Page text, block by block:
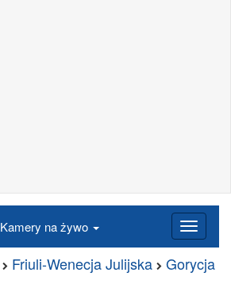
Kamery na żywo
Friuli-Wenecja Julijska Gorycja